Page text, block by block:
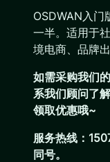
OSDWAN入
一半。适用于
境电商、品牌
如需采购我们
系我们顾问了
领取优惠哦~
服务热线：
同号。